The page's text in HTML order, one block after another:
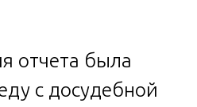
отчета была
с досудебной